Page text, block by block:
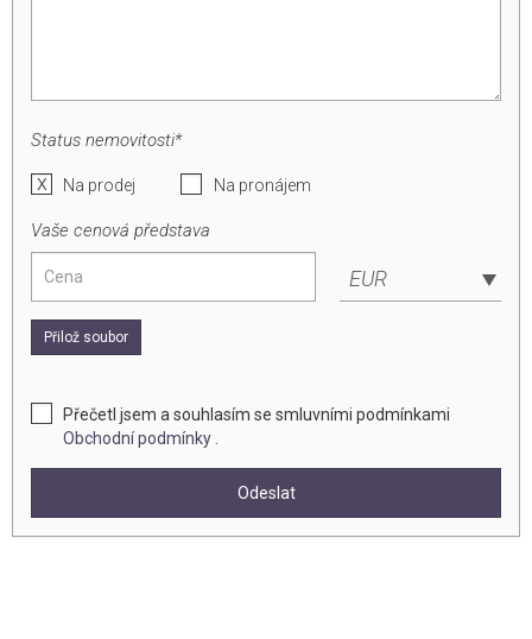
Status nemovitosti*
Na prodej Na pronájem
Vaše cenová představa
EUR
Přilož soubor
Přečetl jsem a souhlasím se smluvními podmínkami
Obchodní podmínky
Odeslat